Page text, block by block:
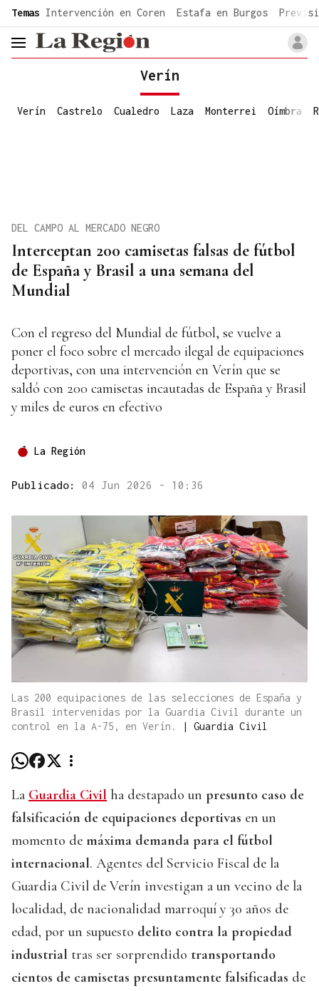
common.go-to-content
Temas Intervención en Coren Estafa en Burgos
header.menu.open
Verín
Verín Castrelo Cualedro Laza Monterrei Oímbra
Interceptan 200 camisetas falsas de fútbol
de España y Brasil a una semana del
Mundial
DEL CAMPO AL MERCADO NEGRO
Con el regreso del Mundial de fútbol, se vuelve a
poner el foco sobre el mercado ilegal de equipaciones
deportivas, con una intervención en Verín que se
saldó con 200 camisetas incautadas de España y Brasil
y miles de euros en efectivo
La Región
Publicado: 04 Jun 2026 - 10:36
Las 200 equipaciones de las selecciones de España y
Brasil intervenidas por la Guardia Civil durante un
control en la A-75, en Verín.
| Guardia Civil
La Guardia Civil ha destapado un presunto caso de
falsificación de equipaciones deportivas en un
momento de máxima demanda para el fútbol
internacional. Agentes del Servicio Fiscal de la
Guardia Civil de Verín investigan a un vecino de la
localidad, de nacionalidad marroquí y 30 años de
edad, por un supuesto delito contra la propiedad
industrial tras ser sorprendido transportando
cientos de camisetas presuntamente falsificadas de